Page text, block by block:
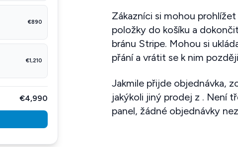
€890
€1,210
€4,990
Zákazníci si mohou prohlížet
položky do košíku a
bránu Stripe. Mohou si
přání a vrátit se k nim
Jakmile přijde objednávka,
jakýkoli jiný prodej z . Není
panel, žádné objednávky